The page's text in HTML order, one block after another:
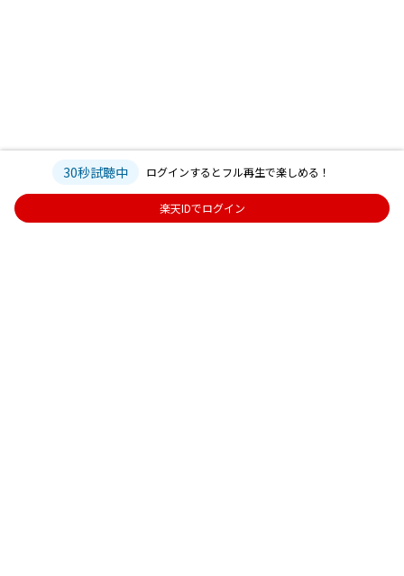
30秒試聴中 ログインするとフル再生で楽しめる！
楽天IDでログイン